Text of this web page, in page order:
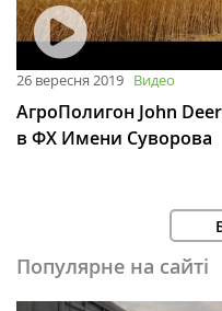
26 вересня 2019 Видео
АгроПолигон John
в ФХ Имени Суворова
Популярне на сайті